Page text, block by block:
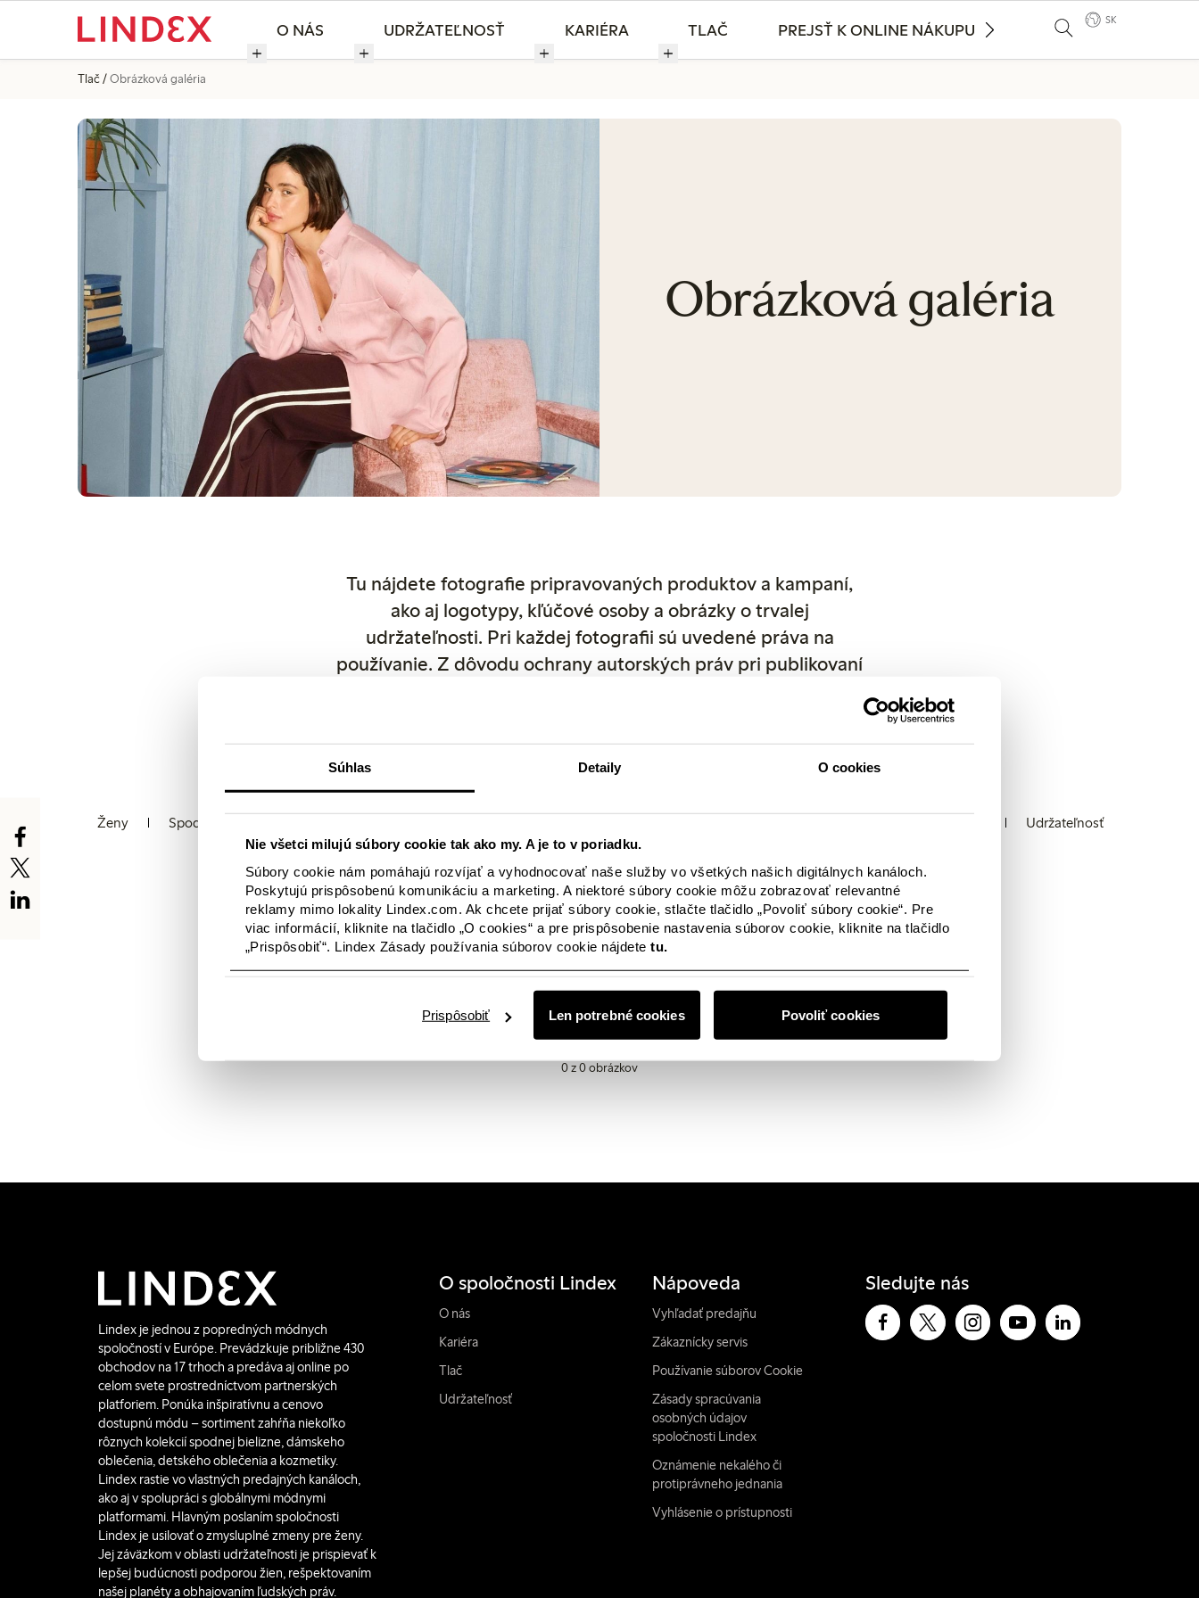
Súhlas Detaily O cookies
Nie všetci milujú súbory cookie tak ako my. A je to v poriadku.
Súbory cookie nám pomáhajú rozvíjať a vyhodnocovať naše služby vo všetkých našich digitálnych kanáloch.
Poskytujú prispôsobenú komunikáciu a marketing. A niektoré súbory cookie môžu zobrazovať relevantné
reklamy mimo lokality Lindex.com. Ak chcete prijať súbory cookie, stlačte tlačidlo „Povoliť súbory cookie“. Pre
viac informácií, kliknite na tlačidlo „O cookies“ a pre prispôsobenie nastavenia súborov cookie, kliknite na tlačidlo
„Prispôsobiť“. Lindex Zásady používania súborov cookie nájdete tu.
Len potrebné cookies
Prispôsobiť Povoliť cookies
O NÁS UDRŽATEĽNOSŤ KARIÉRA TLAČ PREJSŤ K ONLINE NÁKUPU
SK
Tlač Obrázková galéria
Obrázková galéria
Tu nájdete fotografie pripravovaných produktov a kampaní,
ako aj logotypy, kľúčové osoby a obrázky o trvalej
udržateľnosti. Pri každej fotografii sú uvedené práva na
používanie. Z dôvodu ochrany autorských práv pri publikovaní
prípade akýchkoľvek otázok nás neváhajte kontaktovať.
Ženy Spodná bielizeň Udržateľnosť
V tejto kategórii nie sú k dispozícii žiadne obrázky? Nebojte sa, tento priestor bude už čoskoro opäť zaplnený
0 z 0 obrázkov
Lindex je jednou z popredných módnych
spoločností v Európe. Prevádzkuje približne 430
obchodov na 17 trhoch a predáva aj online po
celom svete prostredníctvom partnerských
platforiem. Ponúka inšpiratívnu a cenovo
dostupnú módu – sortiment zahŕňa niekoľko
rôznych kolekcií spodnej bielizne, dámskeho
oblečenia, detského oblečenia a kozmetiky.
Lindex rastie vo vlastných predajných kanáloch,
ako aj v spolupráci s globálnymi módnymi
platformami. Hlavným poslaním spoločnosti
Lindex je usilovať o zmysluplné zmeny pre ženy.
Jej záväzkom v oblasti udržateľnosti je prispievať k
lepšej budúcnosti podporou žien, rešpektovaním
našej planéty a obhajovaním ľudských práv.
O spoločnosti Lindex
O nás
Kariéra
Tlač
Udržateľnosť
Nápoveda
Vyhľadať predajňu
Zákaznícky servis
Používanie súborov Cookie
Zásady spracúvania
osobných údajov
spoločnosti Lindex
Oznámenie nekalého či
protiprávneho jednania
Vyhlásenie o prístupnosti
Sledujte nás